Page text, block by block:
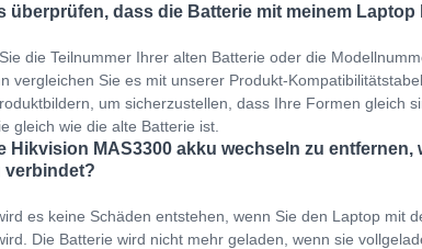
überprüfen, dass die Batterie mit meinem
die Teilnummer Ihrer alten Batterie oder die
vergleichen Sie es mit unserer Produkt-
um sicherzustellen, dass Ihre Formen gleich
gleich wie die alte Batterie ist.
Hikvision MAS3300 akku wechseln zu
verbindet?
es keine Schäden entstehen, wenn Sie den Laptop mit
Die Batterie wird nicht mehr geladen, wenn sie